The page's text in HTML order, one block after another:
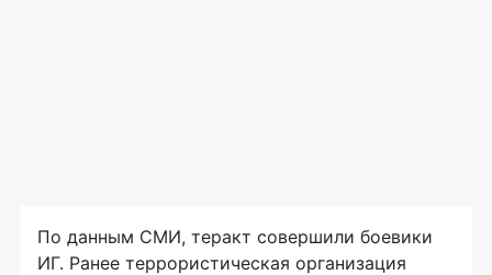
По данным СМИ, теракт совершили боевики
ИГ. Ранее террористическая организация